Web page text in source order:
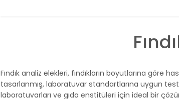
Fındık analiz elekleri, fındıkların boyutlarına göre
tasarlanmış, laboratuvar standartlarına uygun test
laboratuvarları ve gıda enstitüleri için ideal bir